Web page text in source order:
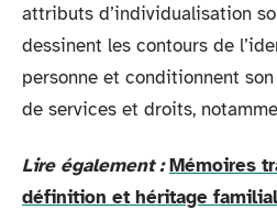
attributs d’individualisation
dessinent les contours de
personne et conditionnent
de services et droits,
Lire également : Mémoires
définition et héritage familial